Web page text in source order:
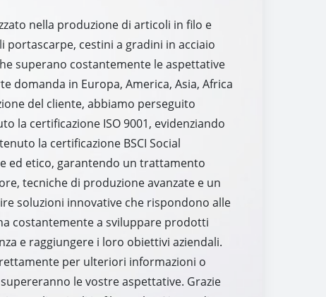
nella produzione di articoli in filo e
cestini a gradini in acciaio
superano costantemente le aspettative
domanda in Europa, America, Asia, Africa
del cliente, abbiamo perseguito
la certificazione ISO 9001, evidenziando
la certificazione BSCI Social
ed etico, garantendo un trattamento
tecniche di produzione avanzate e un
soluzioni innovative che rispondono alle
costantemente a sviluppare prodotti
e raggiungere i loro obiettivi aziendali.
per ulteriori informazioni o
le vostre aspettative. Grazie